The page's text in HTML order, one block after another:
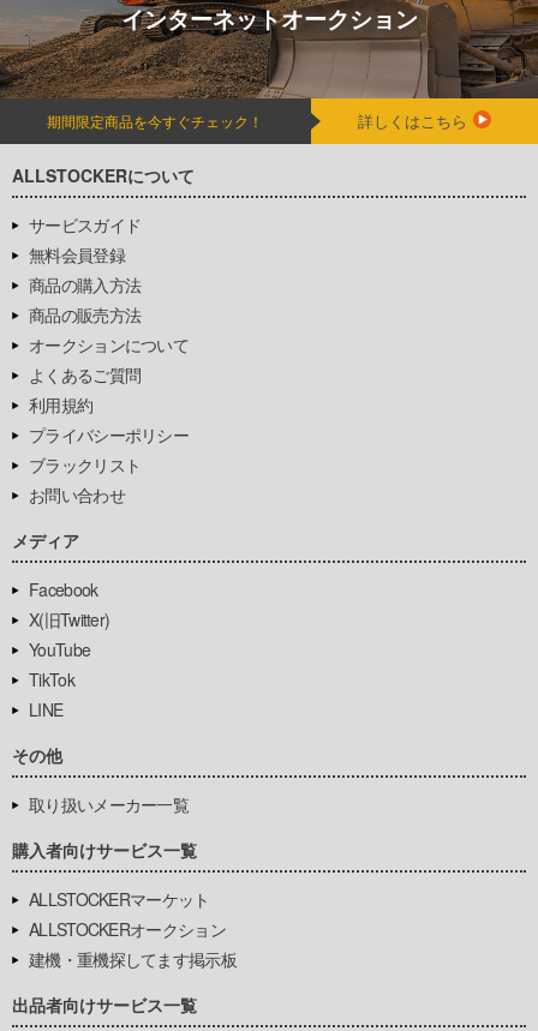
インターネットオークション
期間限定商品を今すぐチェック！ 詳しくはこちら
ALLSTOCKERについて
サービスガイド
無料会員登録
商品の購入方法
商品の販売方法
オークションについて
よくあるご質問
利用規約
プライバシーポリシー
ブラックリスト
お問い合わせ
メディア
Facebook
X(旧Twitter)
YouTube
TikTok
LINE
その他
取り扱いメーカー一覧
購入者向けサービス一覧
ALLSTOCKERマーケット
ALLSTOCKERオークション
建機・重機探してます掲示板
出品者向けサービス一覧